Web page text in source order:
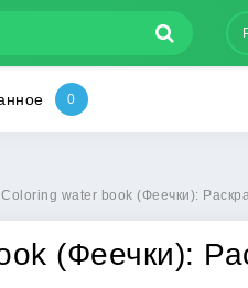
Coloring water book (Феечки):
(Феечки):